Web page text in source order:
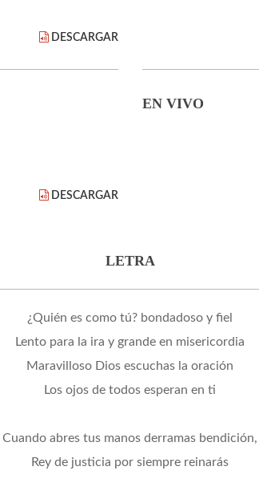
DESCARGAR
DESCARGAR
EN VIVO
LETRA
¿Quién es como tú? bondadoso y fiel
Lento para la ira y grande en misericordia
Maravilloso Dios escuchas la oración
Los ojos de todos esperan en ti
Cuando abres tus manos derramas bendición,
Rey de justicia por siempre reinarás